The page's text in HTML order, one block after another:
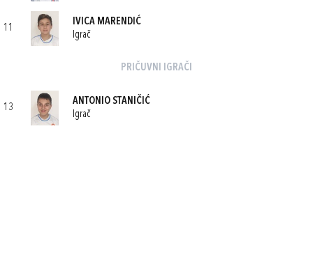
11
IVICA MARENDIĆ
Igrač
PRIČUVNI IGRAČI
13
ANTONIO STANIČIĆ
Igrač